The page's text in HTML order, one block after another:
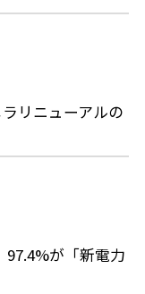
リニューアルの
が「新電力